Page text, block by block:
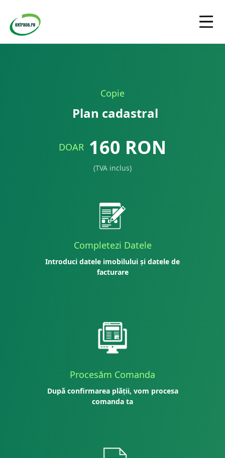
Copie
Plan cadastral
DOAR 160 RON
(TVA inclus)
Completezi Datele
Introduci datele imobilului și datele de
facturare
Procesăm Comanda
După confirmarea plății, vom procesa
comanda ta